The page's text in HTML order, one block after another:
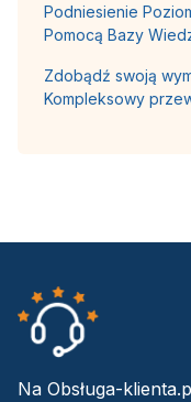
Podniesienie
Pomocą Bazy
Zdobądź swoją
Kompleksowy
Na Obsługa-